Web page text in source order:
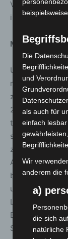
Vorplanungen
individuell an
Mittel- bis
Um sich an den
mittel- bis
zu verringern,
2012 eine
thematisiert die
sommerlicher
zur
Aufheizung zu
begrünt und es
und
Stellen, an
Die
und
als auch für
einfach
Wir
anderem die
a)
die sich
natürliche